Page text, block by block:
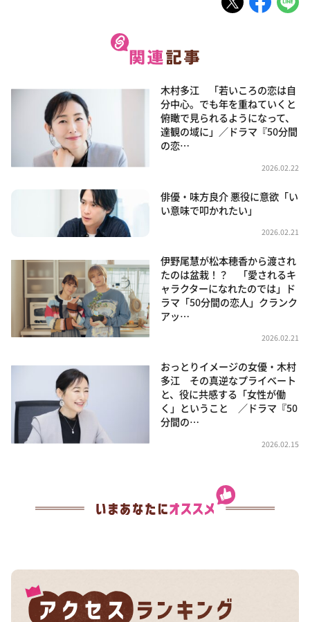
木村多江 「若いころの恋は自
分中心。でも年を重ねていくと
俯瞰で見られるようになって、
達観の域に」／ドラマ『50分間
の恋…
2026.02.22
俳優・味方良介 悪役に意欲「い
い意味で叩かれたい」
2026.02.21
伊野尾慧が松本穂香から渡され
たのは盆栽！？ 「愛されるキ
ャラクターになれたのでは」ド
ラマ「50分間の恋人」クランク
アッ…
2026.02.21
おっとりイメージの女優・木村
多江 その真逆なプライベート
と、役に共感する「女性が働
く」ということ ／ドラマ『50
分間の…
2026.02.15